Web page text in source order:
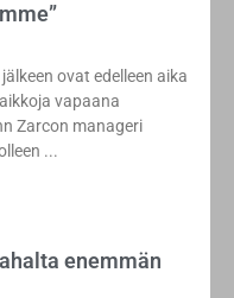
ovat edelleen aika
vapaana
Zarcon manageri
enemmän